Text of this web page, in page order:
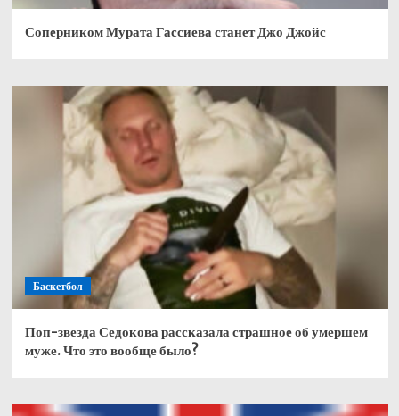
Соперником Мурата Гассиева станет Джо Джойс
Баскетбол
Поп-звезда Седокова рассказала страшное об умершем
муже. Что это вообще было?